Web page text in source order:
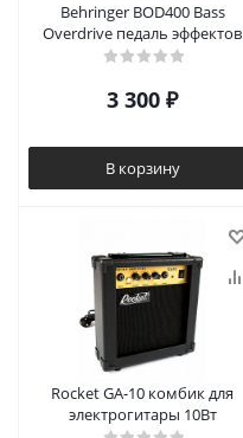
Behringer BOD400 Bass
Overdrive педаль эффектов
3 300 ₽
В корзину
Rocket GA-10 комбик для
электрогитары 10Вт